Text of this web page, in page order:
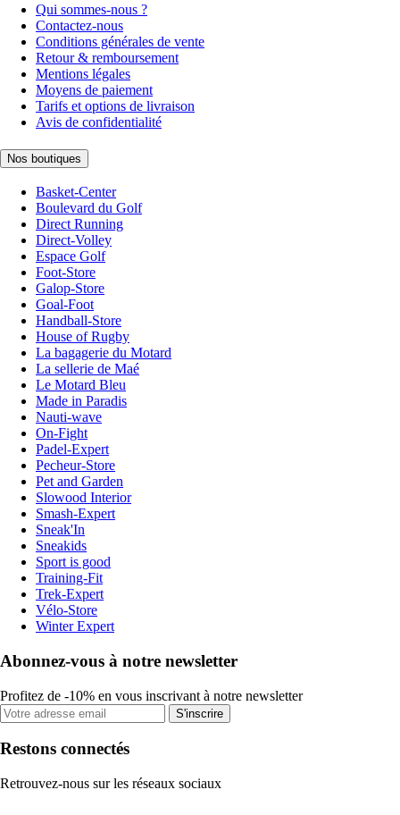
Qui sommes-nous ?
Contactez-nous
Conditions générales de vente
Retour & remboursement
Mentions légales
Moyens de paiement
Tarifs et options de livraison
Avis de confidentialité
Nos boutiques
Basket-Center
Boulevard du Golf
Direct Running
Direct-Volley
Espace Golf
Foot-Store
Galop-Store
Goal-Foot
Handball-Store
House of Rugby
La bagagerie du Motard
La sellerie de Maé
Le Motard Bleu
Made in Paradis
Nauti-wave
On-Fight
Padel-Expert
Pecheur-Store
Pet and Garden
Slowood Interior
Smash-Expert
Sneak'In
Sneakids
Sport is good
Training-Fit
Trek-Expert
Vélo-Store
Winter Expert
Abonnez-vous à notre newsletter
Profitez de -10% en vous inscrivant à notre newsletter
S'inscrire
Restons connectés
Retrouvez-nous sur les réseaux sociaux